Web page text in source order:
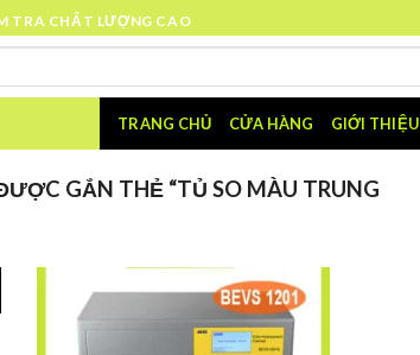
TRA CHẤT LƯỢNG CAO
TRANG CHỦ CỬA HÀNG GIỚI THIỆU
GẮN THẺ “TỦ SO MÀU TRUNG